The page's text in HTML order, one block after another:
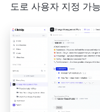
도로 사용자 지정 가